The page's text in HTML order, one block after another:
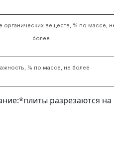
органических веществ, % по массе,
более
% по массе, не более
разрезаются на